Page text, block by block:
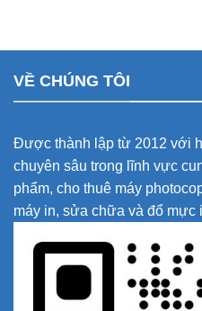
VỀ CHÚNG TÔI
Được thành lập từ 2012 với
chuyên sâu trong lĩnh vực
phẩm, cho thuê máy
máy in, sửa chữa và đổ mực